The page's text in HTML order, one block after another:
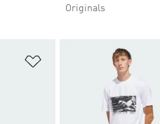
Originals
Přidat do seznamu přání